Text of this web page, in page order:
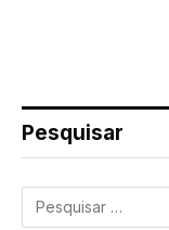
Pesquisar